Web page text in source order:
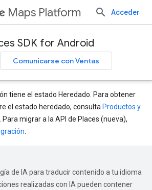
Maps Platform Acceder
SDK for Android
Comunicarse con Ventas
tiene el estado Heredado. Para obtener
el estado heredado, consulta Productos y
. Para migrar a la API de Places (nueva),
de IA para traducir contenido a tu idioma
realizadas con IA pueden contener